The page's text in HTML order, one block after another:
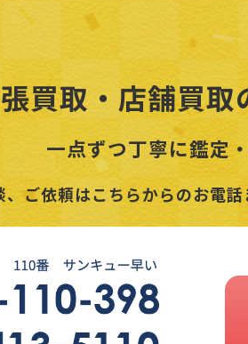
買取・店舗買取
一点ずつ丁寧に鑑定
、ご依頼はこちらからのお電